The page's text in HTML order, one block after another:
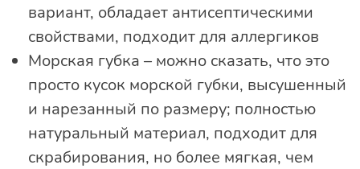
вариант, обладает антисептическими
свойствами, подходит для аллергиков
Морская губка – можно сказать, что это
просто кусок морской губки, высушенный
и нарезанный по размеру; полностью
натуральный материал, подходит для
скрабирования, но более мягкая, чем